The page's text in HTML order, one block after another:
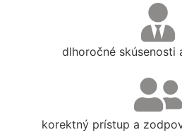
dlhoročné skúsenosti
korektný prístup a